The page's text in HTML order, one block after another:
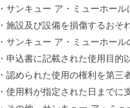
・サンキュー ア・ミューホー
・施設及び設備を損傷するおそ
・サンキュー ア・ミューホー
・申込書に記載された使用目的
・認められた使用の権利を第三
・使用料が指定された日までに